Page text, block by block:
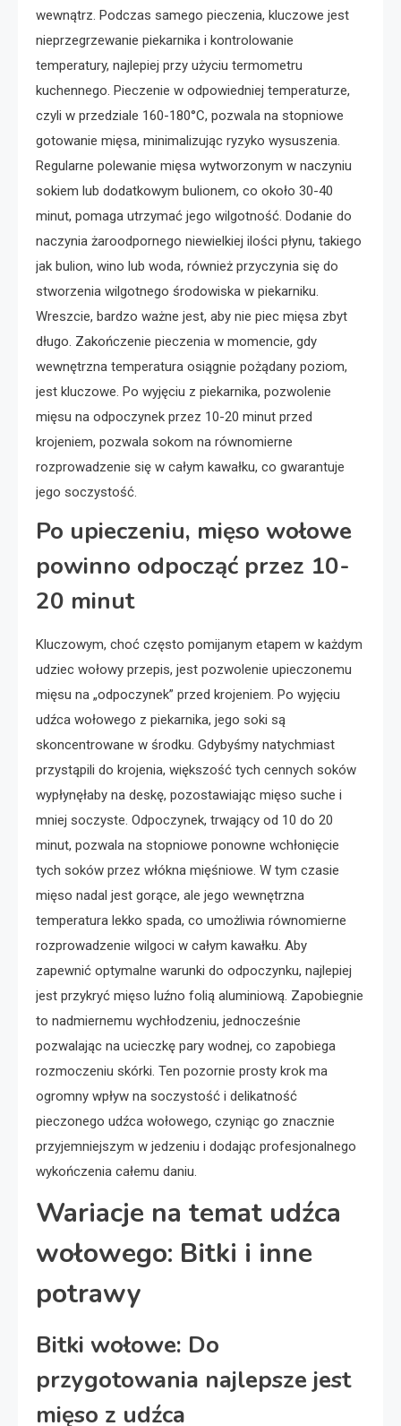
wewnątrz. Podczas samego pieczenia, kluczowe jest
nieprzegrzewanie piekarnika i kontrolowanie
temperatury, najlepiej przy użyciu termometru
kuchennego. Pieczenie w odpowiedniej temperaturze,
czyli w przedziale 160-180°C, pozwala na stopniowe
gotowanie mięsa, minimalizując ryzyko wysuszenia.
Regularne polewanie mięsa wytworzonym w naczyniu
sokiem lub dodatkowym bulionem, co około 30-40
minut, pomaga utrzymać jego wilgotność. Dodanie do
naczynia żaroodpornego niewielkiej ilości płynu, takiego
jak bulion, wino lub woda, również przyczynia się do
stworzenia wilgotnego środowiska w piekarniku.
Wreszcie, bardzo ważne jest, aby nie piec mięsa zbyt
długo. Zakończenie pieczenia w momencie, gdy
wewnętrzna temperatura osiągnie pożądany poziom,
jest kluczowe. Po wyjęciu z piekarnika, pozwolenie
mięsu na odpoczynek przez 10-20 minut przed
krojeniem, pozwala sokom na równomierne
rozprowadzenie się w całym kawałku, co gwarantuje
jego soczystość.
Po upieczeniu, mięso wołowe
powinno odpocząć przez 10-
20 minut
Kluczowym, choć często pomijanym etapem w każdym
udziec wołowy przepis, jest pozwolenie upieczonemu
mięsu na „odpoczynek” przed krojeniem. Po wyjęciu
udźca wołowego z piekarnika, jego soki są
skoncentrowane w środku. Gdybyśmy natychmiast
przystąpili do krojenia, większość tych cennych soków
wypłynęłaby na deskę, pozostawiając mięso suche i
mniej soczyste. Odpoczynek, trwający od 10 do 20
minut, pozwala na stopniowe ponowne wchłonięcie
tych soków przez włókna mięśniowe. W tym czasie
mięso nadal jest gorące, ale jego wewnętrzna
temperatura lekko spada, co umożliwia równomierne
rozprowadzenie wilgoci w całym kawałku. Aby
zapewnić optymalne warunki do odpoczynku, najlepiej
jest przykryć mięso luźno folią aluminiową. Zapobiegnie
to nadmiernemu wychłodzeniu, jednocześnie
pozwalając na ucieczkę pary wodnej, co zapobiega
rozmoczeniu skórki. Ten pozornie prosty krok ma
ogromny wpływ na soczystość i delikatność
pieczonego udźca wołowego, czyniąc go znacznie
przyjemniejszym w jedzeniu i dodając profesjonalnego
wykończenia całemu daniu.
Wariacje na temat udźca
wołowego: Bitki i inne
potrawy
Bitki wołowe: Do
przygotowania najlepsze jest
mięso z udźca